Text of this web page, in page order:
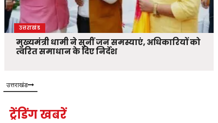
उत्तराखंड
मुख्यमंत्री धामी ने सुनीं जन समस्याएं, अधिकारियों को
त्वरित समाधान के दिए निर्देश
उत्तराखंड
ट्रेंडिंग खबरें